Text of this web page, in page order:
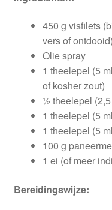
450 g visfilets
vers of ontdooid)
Olie spray
1 theelepel (5
of kosher zout)
½ theelepel
1 theelepel (5
1 theelepel (5
100 g
1 ei (of meer
Bereidingswijze: